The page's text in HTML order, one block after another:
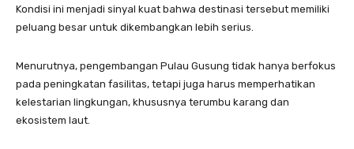
Kondisi ini menjadi sinyal kuat bahwa destinasi tersebut memiliki
peluang besar untuk dikembangkan lebih serius.
Menurutnya, pengembangan Pulau Gusung tidak hanya berfokus
pada peningkatan fasilitas, tetapi juga harus memperhatikan
kelestarian lingkungan, khususnya terumbu karang dan
ekosistem laut.